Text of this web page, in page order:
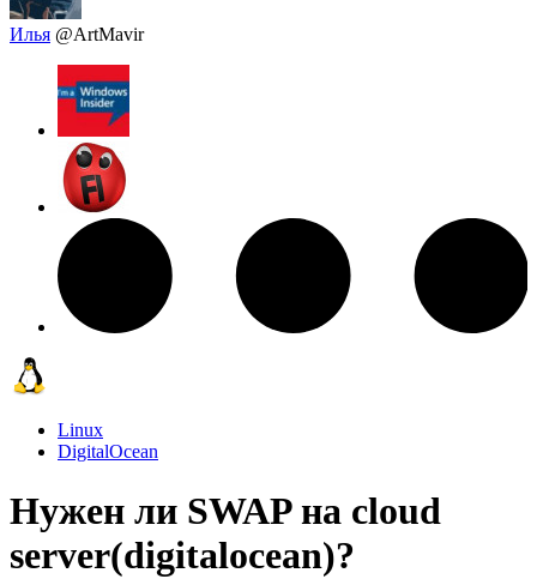
Илья @ArtMavir
Linux
DigitalOcean
Нужен ли SWAP на cloud
server(digitalocean)?